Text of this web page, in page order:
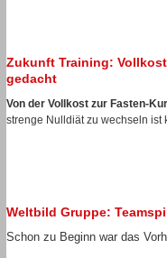
Zukunft Training:
gedacht
Von der Vollkost zur Fasten-Kur
strenge Nulldiät zu wechseln ist
Weltbild Gruppe:
Schon zu Beginn war das